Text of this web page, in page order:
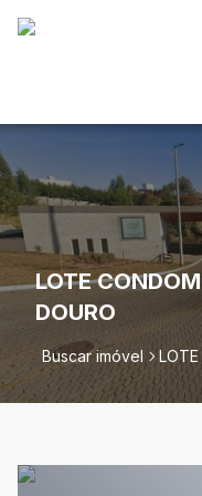
LOTE
DOURO
Buscar imóvel LOTE